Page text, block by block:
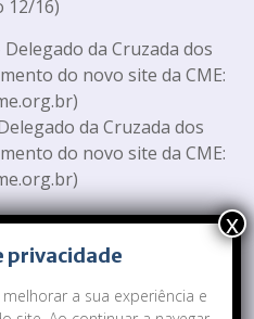
12/16)
da Cruzada dos
do novo site da CME:
13/16)
com temática Espírita
privacidade
a sua experiência e